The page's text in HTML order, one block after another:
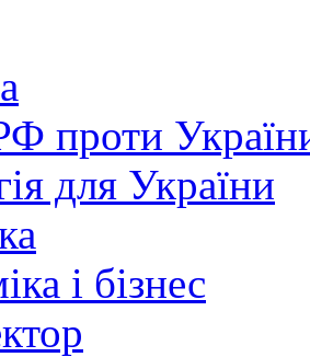
проти
для України
і бізнес